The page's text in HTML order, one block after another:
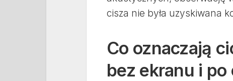
cisza nie była uzyskiwana
Co oznaczają
bez ekranu i